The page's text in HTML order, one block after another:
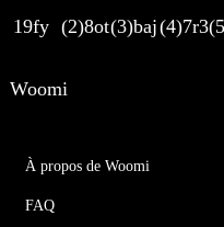
Woomi
À propos de Woomi
FAQ